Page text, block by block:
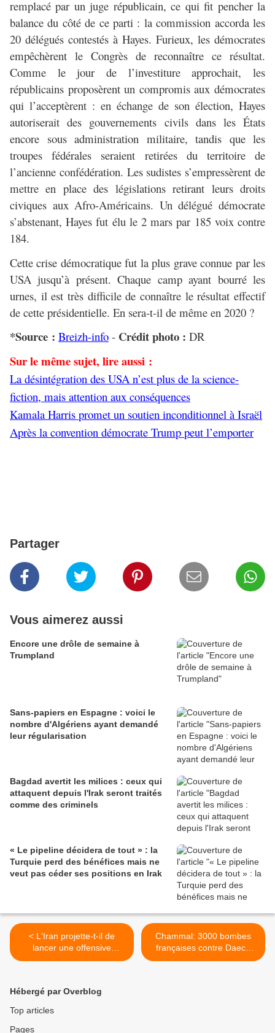
remplacé par un juge républicain, ce qui fit pencher la
balance du côté de ce parti : la commission accorda les
20 délégués contestés à Hayes. Furieux, les démocrates
empêchèrent le Congrès de reconnaître ce résultat.
Comme le jour de l’investiture approchait, les
républicains proposèrent un compromis aux démocrates
qui l’acceptèrent : en échange de son élection, Hayes
autoriserait des gouvernements civils dans les États
encore sous administration militaire, tandis que les
troupes fédérales seraient retirées du territoire de
l’ancienne confédération. Les sudistes s’empressèrent de
mettre en place des législations retirant leurs droits
civiques aux Afro-Américains. Un délégué démocrate
s’abstenant, Hayes fut élu le 2 mars par 185 voix contre
184.
Cette crise démocratique fut la plus grave connue par les
USA jusqu’à présent. Chaque camp ayant bourré les
urnes, il est très difficile de connaître le résultat effectif
de cette présidentielle. En sera-t-il de même en 2020 ?
*Source : Breizh-info - Crédit photo : DR
Sur le même sujet, lire aussi :
La désintégration des USA n’est plus de la science-
fiction, mais attention aux conséquences
Kamala Harris promet un soutien inconditionnel à Israël
Après la convention démocrate Trump peut l’emporter
Partager
Vous aimerez aussi
Encore une drôle de semaine à
Trumpland
Sans-papiers en Espagne : voici le
nombre d'Algériens ayant demandé
leur régularisation
Bagdad avertit les milices : ceux qui
attaquent depuis l'Irak seront traités
comme des criminels
« Le pipeline décidera de tout » : la
Turquie perd des bénéfices mais ne
veut pas céder ses positions en Irak
< L'Iran projette-t-il de
lancer une offensive
"préventive" avec en toile
Chammal: 3000 bombes
françaises contre Daech
depuis six ans >
Hébergé par Overblog
Top articles
Pages